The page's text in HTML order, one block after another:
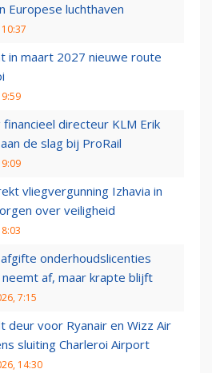
Europese luchthaven
in maart 2027 nieuwe route
financieel directeur KLM Erik
de slag bij ProRail
vliegvergunning Izhavia in
over veiligheid
onderhoudslicenties
af, maar krapte blijft
7:15
deur voor Ryanair en Wizz Air
sluiting Charleroi Airport
14:30